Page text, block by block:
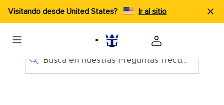
Visitando desde United States? Ir al sitio
Busca en nuestras Preguntas frecuentes